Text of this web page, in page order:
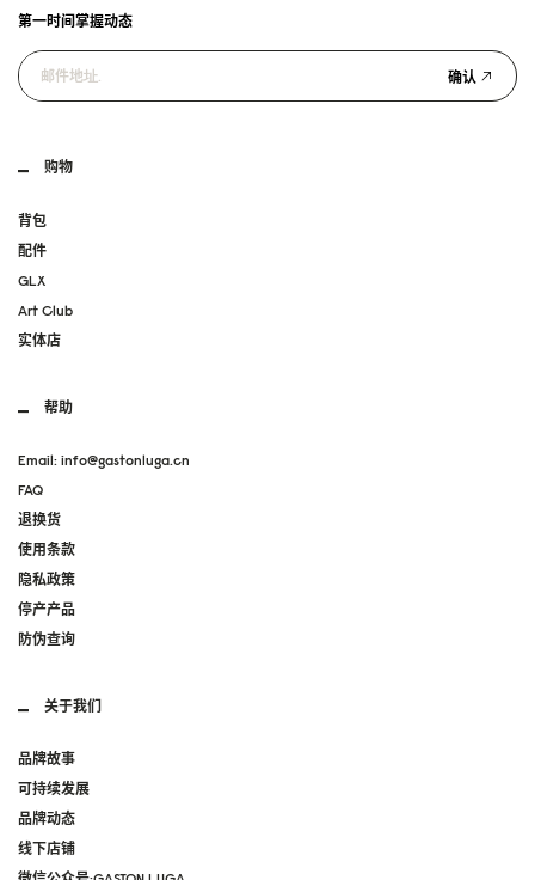
购物
背包
配件
GLX
Art Club
实体店
帮助
Email: info@gastonluga.cn
FAQ
退换货
使用条款
隐私政策
停产产品
防伪查询
关于我们
品牌故事
可持续发展
品牌动态
线下店铺
第一时间掌握动态
确认